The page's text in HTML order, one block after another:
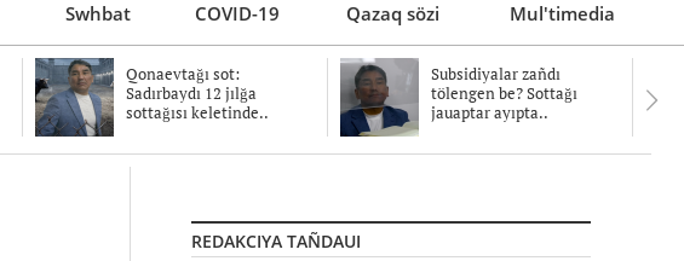
Swhbat COVID-19 Qazaq sözi Mul'timedia
Qonaevtağı sot:
Sadırbaydı 12 jılğa
sottağısı keletinde..
Subsidiyalar zañdı
tölengen be? Sottağı
jauaptar ayıpta..
REDAKCIYA TAÑDAUI